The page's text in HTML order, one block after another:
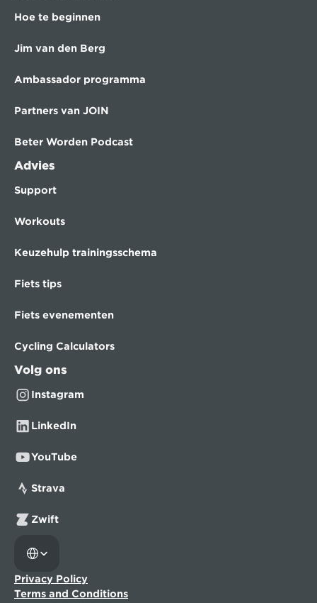
Hoe te beginnen
Jim van den Berg
Ambassador programma
Partners van JOIN
Beter Worden Podcast
Advies
Support
Workouts
Keuzehulp trainingsschema
Fiets tips
Fiets evenementen
Cycling Calculators
Volg ons
Instagram
LinkedIn
YouTube
Strava
Zwift
Privacy Policy
Terms and Conditions